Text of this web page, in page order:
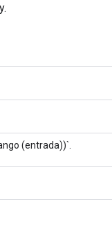
(entrada))`.